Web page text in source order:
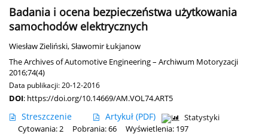
Badania i ocena bezpieczeństwa użytkowania
samochodów elektrycznych
Wiesław Zieliński,Sławomir Łukjanow
The Archives of Automotive Engineering – Archiwum Motoryzacji
2016;74(4)
Data publikacji: 20-12-2016
DOI: https://doi.org/10.14669/AM.VOL74.ART5
Streszczenie Artykuł (PDF)
Statystyki
Cytowania: 2
Pobrania: 66 Wyświetlenia: 197